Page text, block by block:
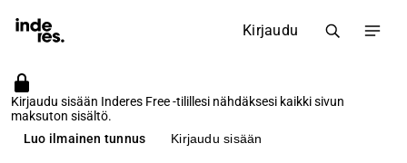
Kirjaudu
Kirjaudu sisään Inderes Free -tilillesi nähdäksesi kaikki sivun
maksuton sisältö.
Luo ilmainen tunnus
Kirjaudu sisään